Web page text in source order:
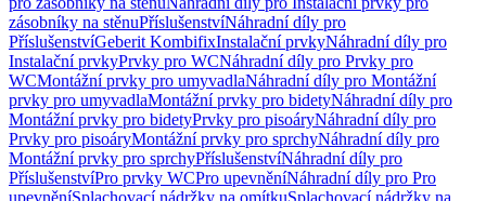
zásobníky na stěnuPříslušenstvíNáhradní díly pro
PříslušenstvíGeberit KombifixInstalační prvkyNáhradní díly pro
Instalační prvkyPrvky pro WCNáhradní díly pro Prvky pro
WCMontážní prvky pro umyvadlaNáhradní díly pro Montážní
prvky pro umyvadlaMontážní prvky pro bidetyNáhradní díly pro
Montážní prvky pro bidetyPrvky pro pisoáryNáhradní díly pro
Prvky pro pisoáryMontážní prvky pro sprchyNáhradní díly pro
Montážní prvky pro sprchyPříslušenstvíNáhradní díly pro
PříslušenstvíPro prvky WCPro upevněníNáhradní díly pro Pro
upevněníSplachovací nádržky na omítkuSplachovací nádržky na